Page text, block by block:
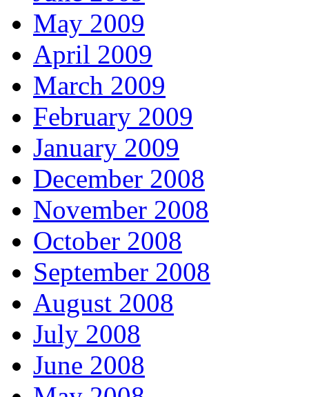
May 2009
April 2009
March 2009
February 2009
January 2009
December 2008
November 2008
October 2008
September 2008
August 2008
July 2008
June 2008